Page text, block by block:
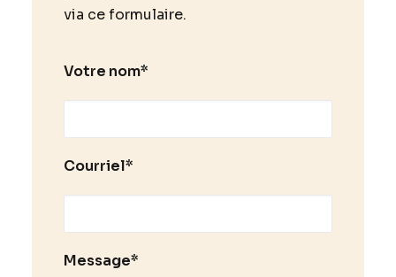
via ce formulaire.
Votre nom*
Courriel*
Message*